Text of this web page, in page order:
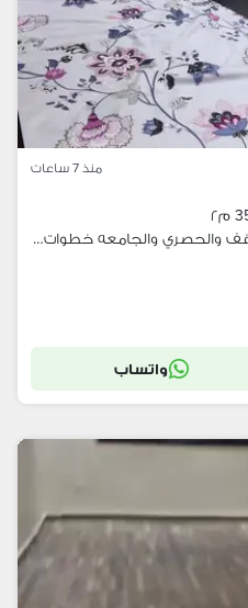
منذ 7 ساعات
م٢
6 اكتوبر الحي الاول خطوات للموقف والحصري والجامعه خطوات لمول مصر ثلث ساعة لهيبر وزايد متوفر ايجار وبيع
واتساب